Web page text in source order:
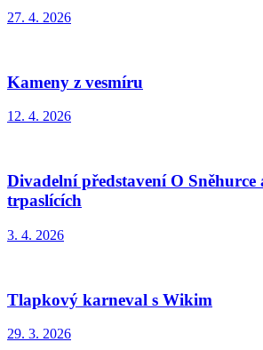
27. 4. 2026
Kameny z vesmíru
12. 4. 2026
Divadelní představení O Sněhurce
trpaslících
3. 4. 2026
Tlapkový karneval s Wikim
29. 3. 2026